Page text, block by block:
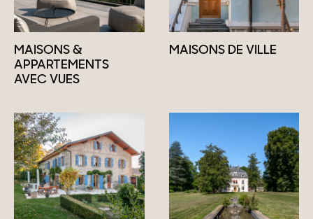
MAISONS &
APPARTEMENTS
AVEC VUES
MAISONS DE VILLE